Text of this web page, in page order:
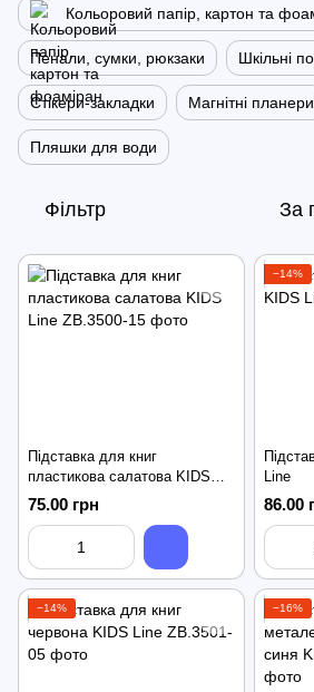
Кольоровий папір, картон та
Пенали, сумки, рюкзаки Шкільні
Стікери-закладки Магнітні планери
Пляшки для води
Фільтр За
Підставка для книг
пластикова салатова KIDS
Line
75.00 грн
−14%
Line
86.00
−14% −16%